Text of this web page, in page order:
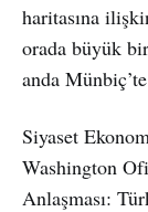
haritasına
orada büyük
anda
Siyaset
Washington
Anlaşması: